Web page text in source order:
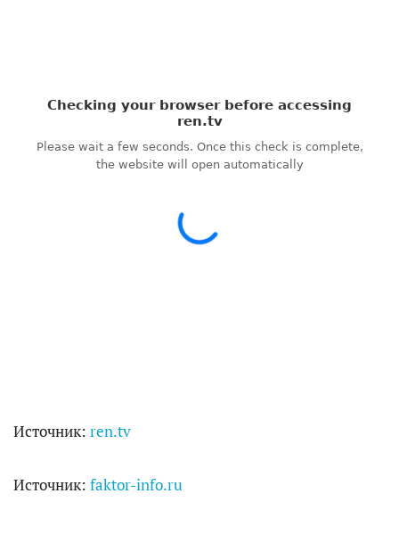
Источник: ren.tv
Источник: faktor-info.ru